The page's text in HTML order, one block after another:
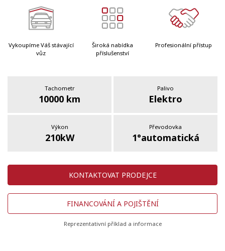
Vykoupíme Váš stávající
vůz
Široká nabídka
příslušenství
Profesionální přístup
Tachometr
10000 km
Palivo
Elektro
Výkon
210kW
Převodovka
1°automatická
KONTAKTOVAT PRODEJCE
FINANCOVÁNÍ A POJIŠTĚNÍ
Reprezentativní příklad a informace